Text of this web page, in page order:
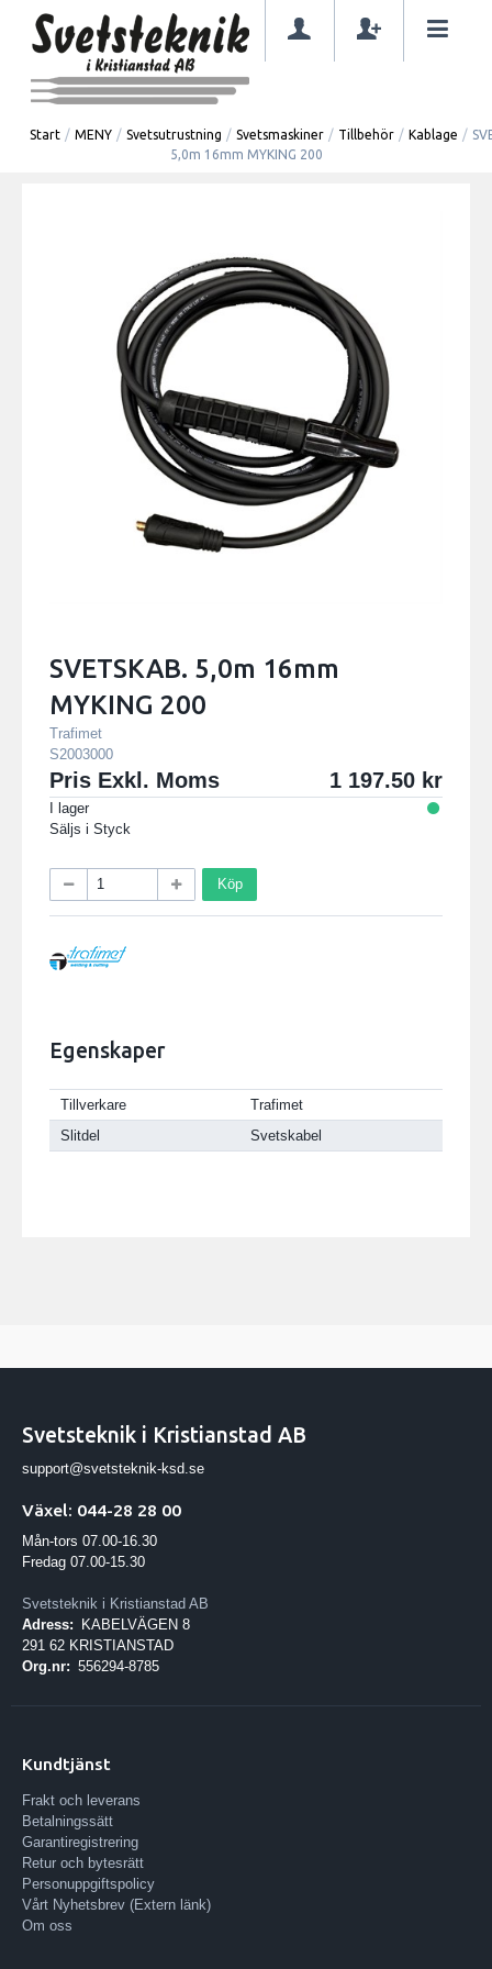
Start / MENY / Svetsutrustning / Svetsmaskiner / Tillbehör / Kablage /
5,0m 16mm MYKING 200
SVETSKAB. 5,0m 16mm
MYKING 200
Trafimet
S2003000
Pris Exkl. Moms 1 197.50
I lager
Säljs i Styck
Köp
Egenskaper
Tillverkare
Trafimet
Slitdel
Svetskabel
Svetsteknik i Kristianstad AB
support@svetsteknik-ksd.se
Växel: 044-28 28 00
Mån-tors 07.00-16.30
Fredag 07.00-15.30
Svetsteknik i Kristianstad AB
Adress:
KABELVÄGEN 8
291 62 KRISTIANSTAD
Org.nr: 556294-8785
Kundtjänst
Frakt och leverans
Betalningssätt
Garantiregistrering
Retur och bytesrätt
Personuppgiftspolicy
Vårt Nyhetsbrev (Extern länk)
Om oss